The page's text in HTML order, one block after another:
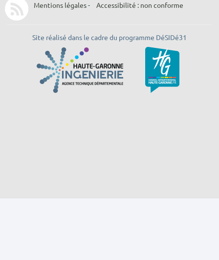
Mentions légales- Accessibilité : non conforme
Site réalisé dans le cadre du programme DéSIDé31